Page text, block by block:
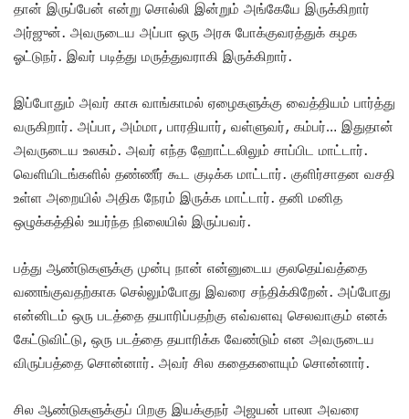
தான் இருப்பேன் என்று சொல்லி இன்றும் அங்கேயே இருக்கிறார்
அர்ஜுன். அவருடைய அப்பா ஒரு அரசு போக்குவரத்துக் கழக
ஓட்டுநர். இவர் படித்து மருத்துவராகி இருக்கிறார்.
இப்போதும் அவர் காசு வாங்காமல் ஏழைகளுக்கு வைத்தியம் பார்த்து
வருகிறார். அப்பா, அம்மா, பாரதியார், வள்ளுவர், கம்பர்… இதுதான்
அவருடைய உலகம். அவர் எந்த ஹோட்டலிலும் சாப்பிட மாட்டார்.
வெளியிடங்களில் தண்ணீர் கூட குடிக்க மாட்டார். குளிர்சாதன வசதி
உள்ள அறையில் அதிக நேரம் இருக்க மாட்டார். தனி மனித
ஒழுக்கத்தில் உயர்ந்த நிலையில் இருப்பவர்.
பத்து ஆண்டுகளுக்கு முன்பு நான் என்னுடைய குலதெய்வத்தை
வணங்குவதற்காக செல்லும்போது இவரை சந்திக்கிறேன். அப்போது
என்னிடம் ஒரு படத்தை தயாரிப்பதற்கு எவ்வளவு செலவாகும் எனக்
கேட்டுவிட்டு, ஒரு படத்தை தயாரிக்க வேண்டும் என அவருடைய
விருப்பத்தை சொன்னார். அவர் சில கதைகளையும் சொன்னார்.
சில ஆண்டுகளுக்குப் பிறகு இயக்குநர் அஜயன் பாலா அவரை